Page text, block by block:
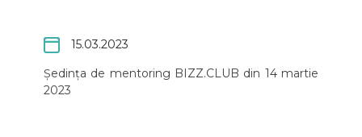
15.03.2023
Ședința de mentoring BIZZ.CLUB din 14 martie
2023